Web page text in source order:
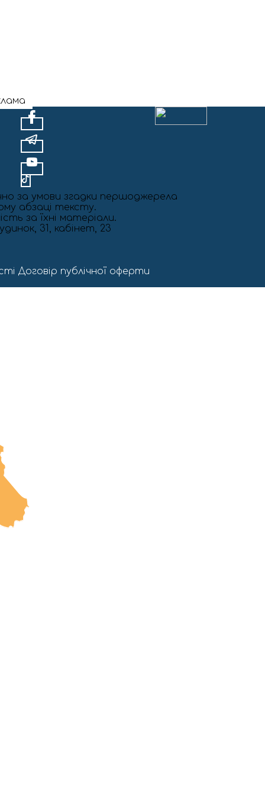
за умови згадки першоджерела
абзаці тексту.
за їхні матеріали.
31, кабінет, 23
Договір публічної оферти